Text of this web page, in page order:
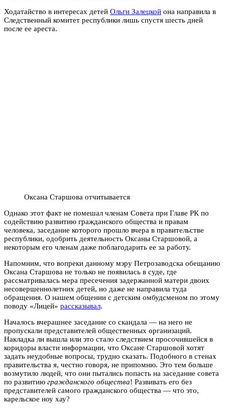
Ходатайство в интересах детей Ольги Залецкой она направила в
Следственный комитет республики лишь спустя шесть дней
после ее ареста.
Оксана Старшова отчитывается
Однако этот факт не помешал членам Совета при Главе РК по
содействию развитию гражданского общества и правам
человека, заседание которого прошло вчера в правительстве
республики, одобрить деятельность Оксаны Старшовой, а
некоторым его членам даже поблагодарить ее за работу.
Напомним, что вопреки данному мэру Петрозаводска обещанию
Оксана Старшова не только не появилась в суде, где
рассматривалась мера пресечения задержанной матери двоих
несовершеннолетних детей, но даже не направила туда
обращения. О нашем общении с детским омбудсменом по этому
поводу «Лицей» рассказывал.
Началось вчерашнее заседание со скандала — на него не
пропускали представителей общественных организаций.
Накладка ли вышла или это стало следствием просочившейся в
коридоры власти информации, что Оксане Старшовой хотят
задать неудобные вопросы, трудно сказать. Подобного в стенах
правительства я, честно говоря, не припомню. Это тем больше
возмутило людей, что они пытались попасть на заседание совета
по развитию гражданского общества! Развивать его без
представителей самого гражданского общества — что это,
карельское ноу хау?